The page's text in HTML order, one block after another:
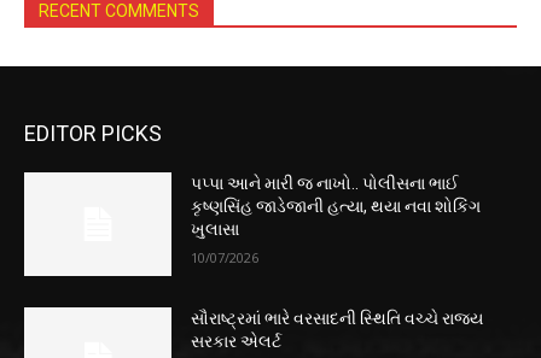
RECENT COMMENTS
EDITOR PICKS
પપ્પા આને મારી જ નાખો.. પોલીસના ભાઈ
કૃષ્ણસિંહ જાડેજાની હત્યા, થયા નવા શોકિંગ
ખુલાસા
10/07/2026
સૌરાષ્ટ્રમાં ભારે વરસાદની સ્થિતિ વચ્ચે રાજ્ય
સરકાર એલર્ટ